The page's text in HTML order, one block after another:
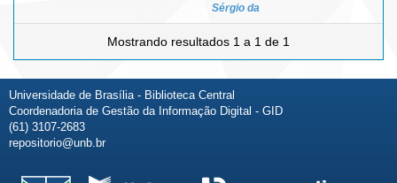
Sérgio da
Mostrando resultados 1 a 1 de 1
Universidade de Brasília - Biblioteca Central
Coordenadoria de Gestão da Informação Digital - GID
(61) 3107-2683
repositorio@unb.br